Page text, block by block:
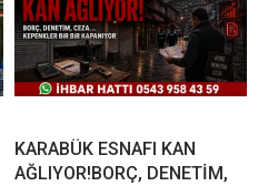
KARABÜK ESNAFI KAN
AĞLIYOR!BORÇ, DENETİM,